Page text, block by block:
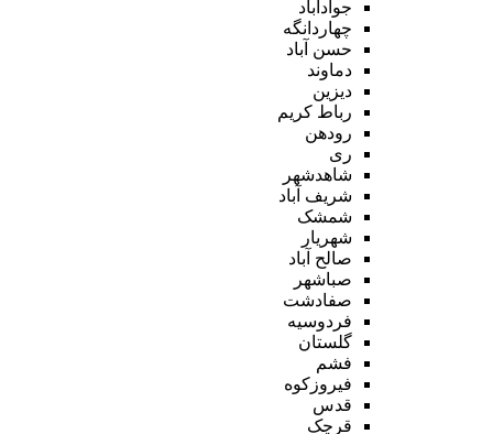
جوادآباد
چهاردانگه
حسن آباد
دماوند
دیزین
رباط کریم
رودهن
ری
شاهدشهر
شریف آباد
شمشک
شهریار
صالح آباد
صباشهر
صفادشت
فردوسیه
گلستان
فشم
فیروزکوه
قدس
قرچک